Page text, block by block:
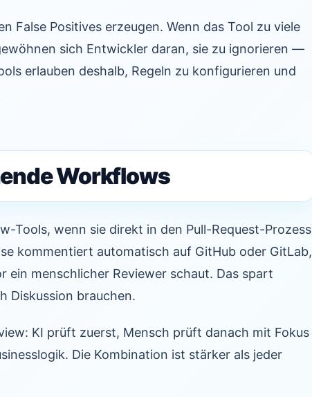
False Positives erzeugen. Wenn das Tool zu viele
sich Entwickler daran, sie zu ignorieren —
erlauben deshalb, Regeln zu konfigurieren und
Workflows
Tools, wenn sie direkt in den Pull-Request-Prozess
kommentiert automatisch auf GitHub oder GitLab,
menschlicher Reviewer schaut. Das spart
Diskussion brauchen.
KI prüft zuerst, Mensch prüft danach mit Fokus
Die Kombination ist stärker als jeder